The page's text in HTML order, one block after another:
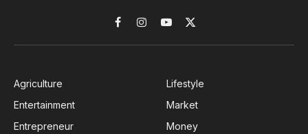
Facebook
InstagramYouTube
X
(Twitter)
Agriculture
Entertainment
Entrepreneur
Lifestyle
Market
Money